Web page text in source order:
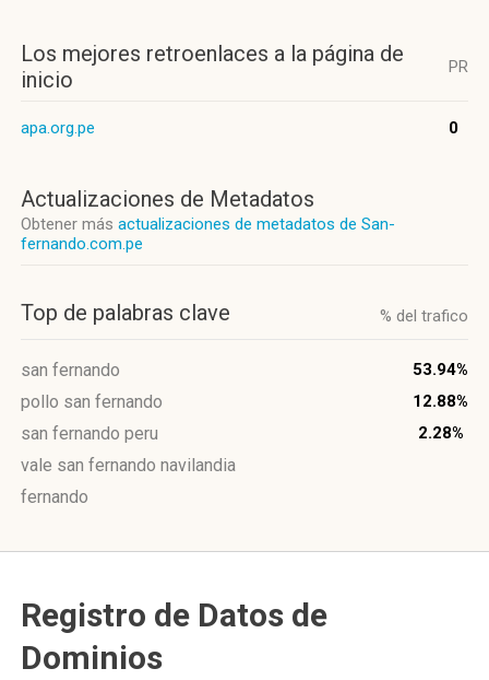
Los mejores retroenlaces a la página de
inicio
PR
apa.org.pe 0
Actualizaciones de Metadatos
Obtener más actualizaciones de metadatos de San-
fernando.com.pe
Top de palabras clave % del trafico
san fernando 53.94%
pollo san fernando 12.88%
san fernando peru 2.28%
vale san fernando navilandia
fernando
Registro de Datos de
Dominios